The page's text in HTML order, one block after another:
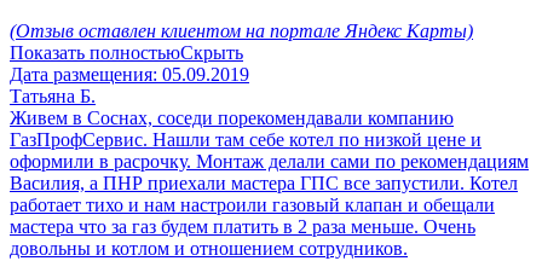
(Отзыв оставлен клиентом на портале Яндекс Карты)
Показать полностьюСкрыть
Дата размещения: 05.09.2019
Татьяна Б.
Живем в Соснах, соседи порекомендавали компанию
ГазПрофСервис. Нашли там себе котел по низкой цене и
оформили в расрочку. Монтаж делали сами по рекомендациям
Василия, а ПНР приехали мастера ГПС все запустили. Котел
работает тихо и нам настроили газовый клапан и обещали
мастера что за газ будем платить в 2 раза меньше. Очень
довольны и котлом и отношением сотрудников.